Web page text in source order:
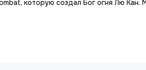
которую создал Бог огня Лю